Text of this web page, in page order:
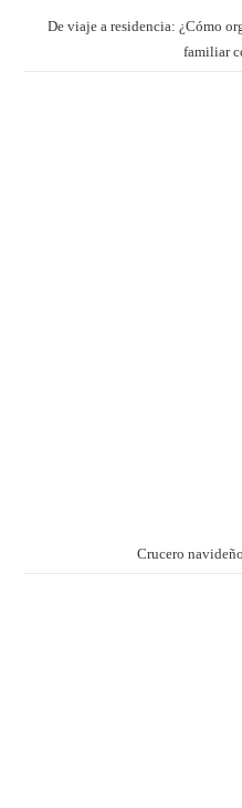
De viaje a residencia: ¿Cómo
familiar
Crucero